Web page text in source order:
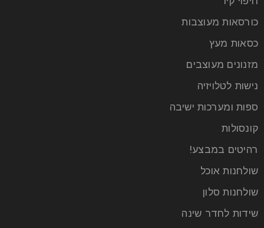
עיצוב חדר האמבטיה: איך ליצור מרחב
22 יונ
חדר האמבטיה הוא הרבה יותר מאשר חלל פונקציונלי
בלבד – הוא מהווה מקום מפלט אישי שבו אנו מתחילים
כורסאות מעוצבות
כסאות מעץ
מזנונים מעוצבים
נישות לטלויזיה
ספות ומערכות ישיבה
קונסולות
רהיטים במבצע!
שולחנות אוכל
שולחנות סלון
שידות לחדר שינה